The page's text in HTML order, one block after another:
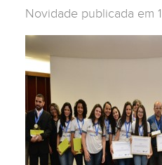
Novidade publicada em